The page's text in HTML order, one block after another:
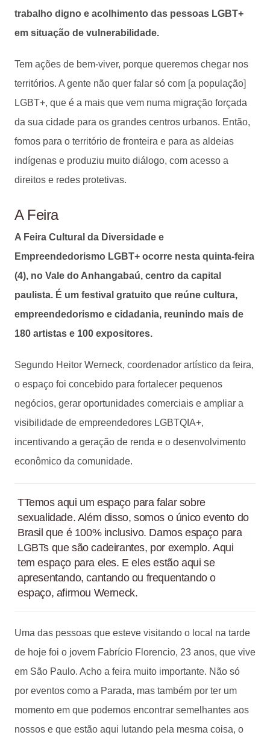
trabalho digno e acolhimento das pessoas LGBT+
em situação de vulnerabilidade.
Tem ações de bem-viver, porque queremos chegar nos
territórios. A gente não quer falar só com [a população]
LGBT+, que é a mais que vem numa migração forçada
da sua cidade para os grandes centros urbanos. Então,
fomos para o território de fronteira e para as aldeias
indígenas e produziu muito diálogo, com acesso a
direitos e redes protetivas.
A Feira
A Feira Cultural da Diversidade e
Empreendedorismo LGBT+ ocorre nesta quinta-feira
(4), no Vale do Anhangabaú, centro da capital
paulista. É um festival gratuito que reúne cultura,
empreendedorismo e cidadania, reunindo mais de
180 artistas e 100 expositores.
Segundo Heitor Werneck, coordenador artístico da feira,
o espaço foi concebido para fortalecer pequenos
negócios, gerar oportunidades comerciais e ampliar a
visibilidade de empreendedores LGBTQIA+,
incentivando a geração de renda e o desenvolvimento
econômico da comunidade.
TTemos aqui um espaço para falar sobre
sexualidade. Além disso, somos o único evento do
Brasil que é 100% inclusivo. Damos espaço para
LGBTs que são cadeirantes, por exemplo. Aqui
tem espaço para eles. E eles estão aqui se
apresentando, cantando ou frequentando o
espaço, afirmou Werneck.
Uma das pessoas que esteve visitando o local na tarde
de hoje foi o jovem Fabrício Florencio, 23 anos, que vive
em São Paulo. Acho a feira muito importante. Não só
por eventos como a Parada, mas também por ter um
momento em que podemos encontrar semelhantes aos
nossos e que estão aqui lutando pela mesma coisa, o